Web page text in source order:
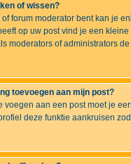
of wissen?
forum moderator bent kan je
op uw post vind je een
moderators of administrators
toevoegen aan mijn post?
voegen aan een post moet je
deze funktie aankruisen